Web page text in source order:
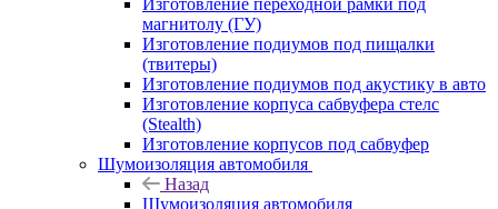
Изготовление переходной рамки под
магнитолу (ГУ)
Изготовление подиумов под пищалки
(твитеры)
Изготовление подиумов под акустику в авто
Изготовление корпуса сабвуфера стелс
(Stealth)
Изготовление корпусов под сабвуфер
Шумоизоляция автомобиля
Назад
Шумоизоляция автомобиля